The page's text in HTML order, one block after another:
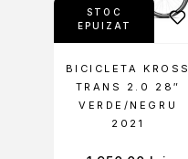
STOC
EPUIZAT
BICICLETA KROSS
TRANS 2.0 28″
VERDE/NEGRU
2021